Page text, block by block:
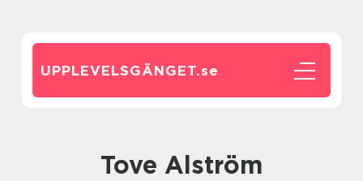
UPPLEVELSGÄNGET.se
Tove Alström